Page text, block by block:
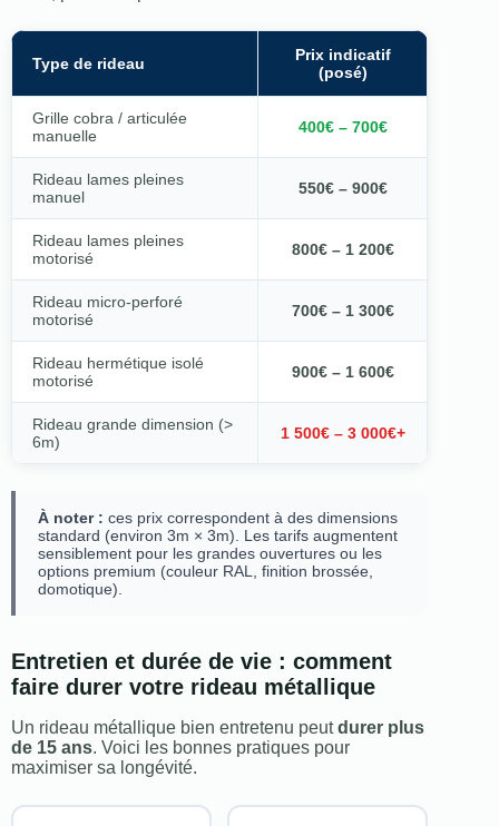
Type de rideau
Prix indicatif
(posé)
Grille cobra / articulée
manuelle
400€ – 700€
Rideau lames pleines
manuel
550€ – 900€
Rideau lames pleines
motorisé
800€ – 1 200€
Rideau micro-perforé
motorisé
700€ – 1 300€
Rideau hermétique isolé
motorisé
900€ – 1 600€
Rideau grande dimension (>
6m)
1 500€ – 3 000€+
À noter : ces prix correspondent à des dimensions
standard (environ 3m × 3m). Les tarifs augmentent
sensiblement pour les grandes ouvertures ou les
options premium (couleur RAL, finition brossée,
domotique).
Entretien et durée de vie : comment
faire durer votre rideau métallique
Un rideau métallique bien entretenu peutdurer plus
de 15 ans. Voici les bonnes pratiques pour
maximiser sa longévité.